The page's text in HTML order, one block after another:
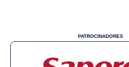
PATROCINADORES